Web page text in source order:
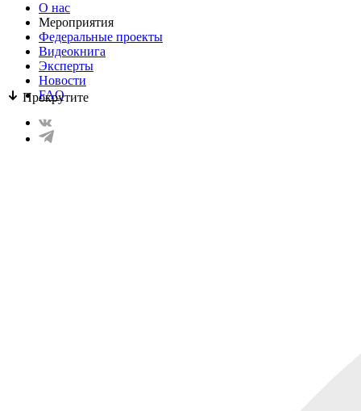
Прокрутите
О нас
Mероприятия
Федеральные проекты
Видеокнига
Эксперты
Новости
FAQ